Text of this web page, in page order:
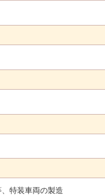
特装車両の製造